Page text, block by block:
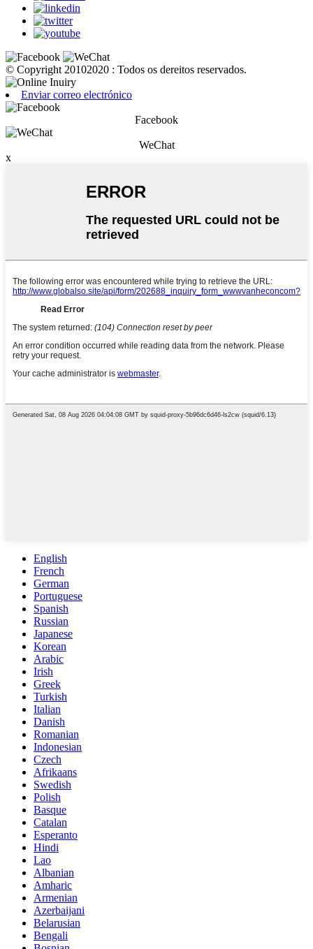
© Copyright 20102020 : Todos os dereitos reservados.
Enviar correo electrónico
Facebook
WeChat
x
English
French
German
Portuguese
Spanish
Russian
Japanese
Korean
Arabic
Irish
Greek
Turkish
Italian
Danish
Romanian
Indonesian
Czech
Afrikaans
Swedish
Polish
Basque
Catalan
Esperanto
Hindi
Lao
Albanian
Amharic
Armenian
Azerbaijani
Belarusian
Bengali